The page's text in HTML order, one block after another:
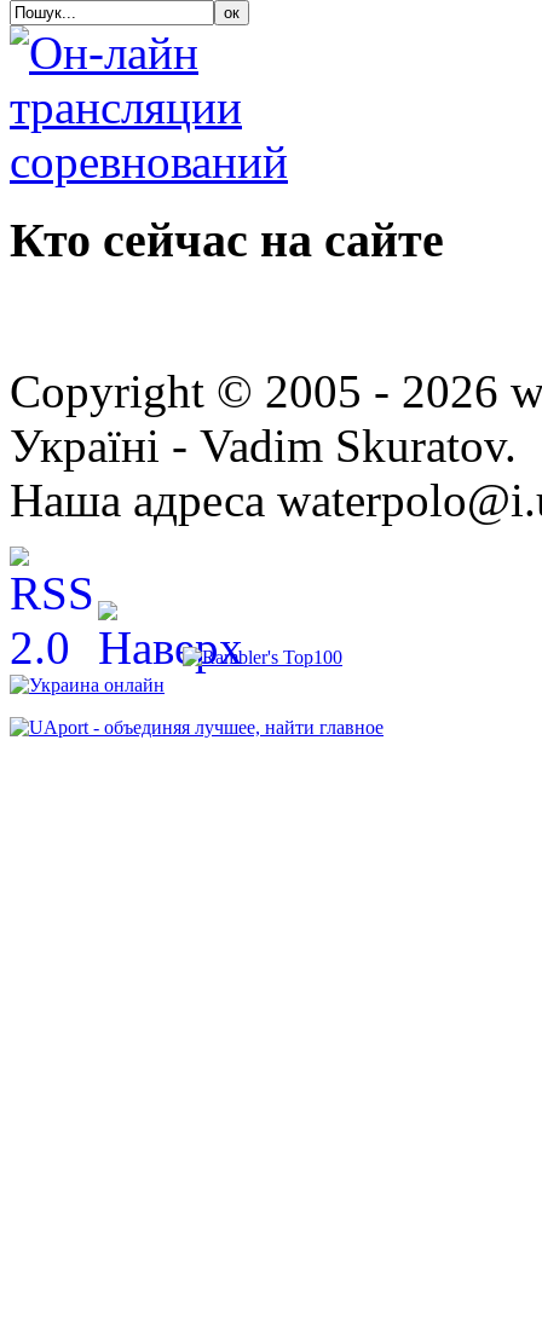
Кто сейчас на сайте
Copyright © 2005 - 2026
Україні - Vadim Skuratov.
Наша адреса